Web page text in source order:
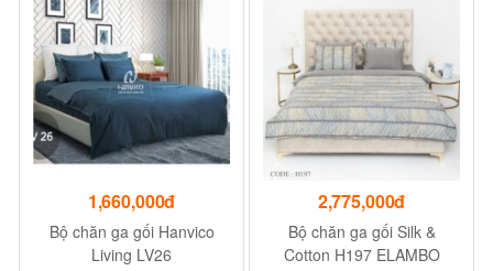
1,660,000đ
Bộ chăn ga gối Hanvico
Living LV26
2,775,000đ
Bộ chăn ga gối Silk &
Cotton H197 ELAMBO